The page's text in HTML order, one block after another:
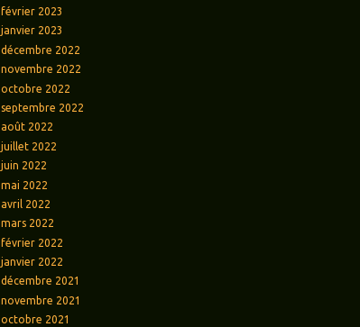
février 2023
janvier 2023
décembre 2022
novembre 2022
octobre 2022
septembre 2022
août 2022
juillet 2022
juin 2022
mai 2022
avril 2022
mars 2022
février 2022
janvier 2022
décembre 2021
novembre 2021
octobre 2021